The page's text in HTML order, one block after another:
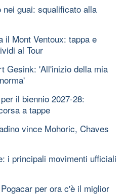
guai: squalificato alla
il Mont Ventoux: tappa e
al Tour
Gesink: 'All'inizio della mia
il biennio 2027-28:
a tappe
vince Mohoric, Chaves
i principali movimenti ufficiali
per ora c'è il miglior